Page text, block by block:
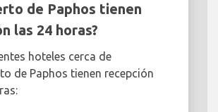
de Paphos tienen
las 24 horas?
hoteles cerca de
de Paphos tienen recepción